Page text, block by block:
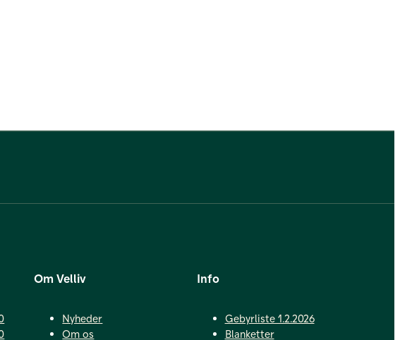
Om Velliv
Nyheder
Om os
Info
Gebyrliste 1.2.2026
Blanketter